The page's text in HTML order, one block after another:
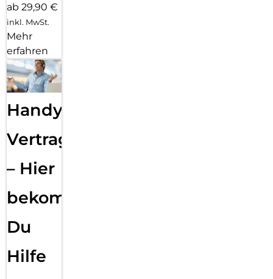
ab 29,90 €
inkl. MwSt.
Mehr
erfahren
Handy
Vertragsabwicklung
– Hier
bekommst
Du
Hilfe